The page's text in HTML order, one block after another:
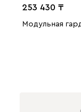
253 430
Модульная